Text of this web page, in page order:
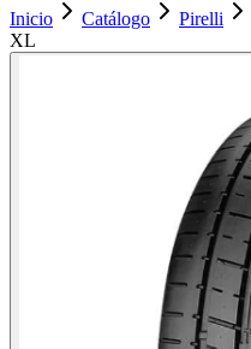
Inicio
Catálogo Pirelli
XL